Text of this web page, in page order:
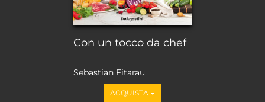
Con un tocco da chef
Sebastian Fitarau
ACQUISTA